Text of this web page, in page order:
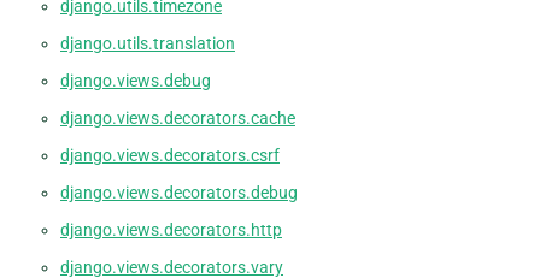
django.utils.timezone
django.utils.translation
django.views.debug
django.views.decorators.cache
django.views.decorators.csrf
django.views.decorators.debug
django.views.decorators.http
django.views.decorators.vary